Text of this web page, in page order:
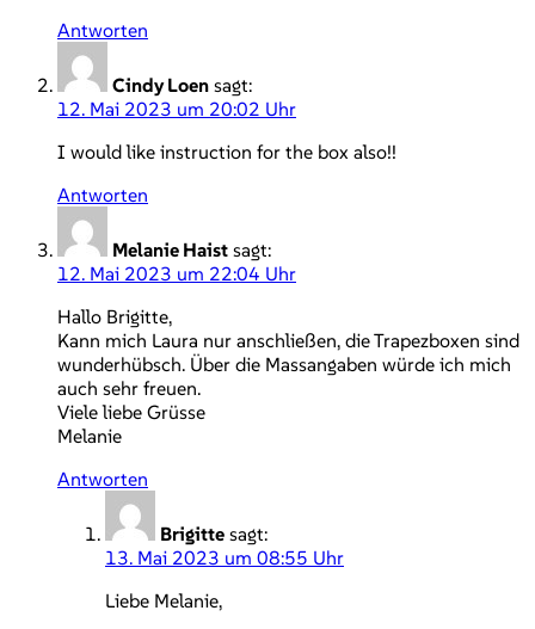
Antworten
Cindy Loen sagt:
12. Mai 2023 um 20:02 Uhr
I would like instruction for the box also!!
Antworten
Melanie Haist sagt:
12. Mai 2023 um 22:04 Uhr
Hallo Brigitte,
Kann mich Laura nur anschließen, die Trapezboxen sind
wunderhübsch. Über die Massangaben würde ich mich
auch sehr freuen.
Viele liebe Grüsse
Melanie
Antworten
Brigitte sagt:
13. Mai 2023 um 08:55 Uhr
Liebe Melanie,